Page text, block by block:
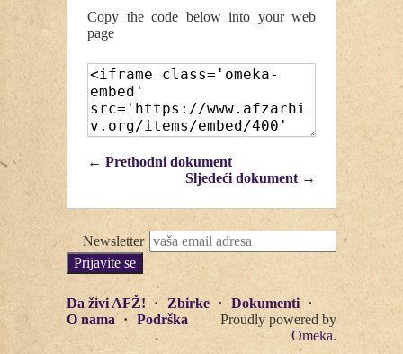
Copy the code below into your web
page
← Prethodni dokument
Sljedeći dokument →
Newsletter
Da živi AFŽ! Zbirke
Dokumenti
O nama
Podrška
Proudly powered by
Omeka.